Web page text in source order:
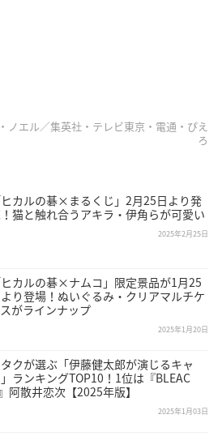
ノエル／集英社・テレビ東京・電通・ぴえ
ろ
ヒカルの碁×まるくじ」2月25日より発
猫と触れ合うアキラ・伊角らが可愛い
2025年2月25日
ヒカルの碁×ナムコ」限定景品が1月25
り登場！ぬいぐるみ・クリアマルチケ
がラインナップ
2025年1月20日
クが選ぶ「伊藤健太郎が演じるキャ
ランキングTOP10！1位は『BLEAC
阿散井恋次【2025年版】
2025年1月03日